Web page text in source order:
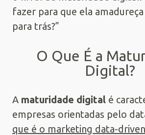
fazer para que ela
para trás?”
O Que É a
Digital?
A maturidade digital é
empresas orientadas pelo
que é o marketing data-driven